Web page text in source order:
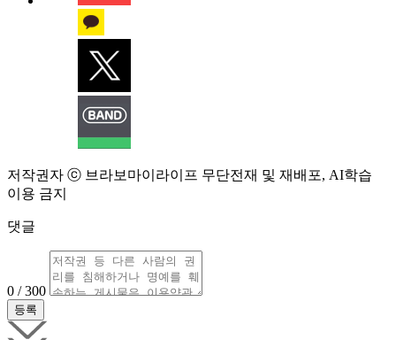
저작권자 ⓒ 브라보마이라이프 무단전재 및 재배포, AI학습
이용 금지
댓글
0 / 300